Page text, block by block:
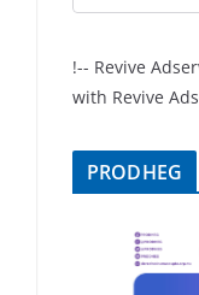
!-- Revive
with Revive
PRODHEG